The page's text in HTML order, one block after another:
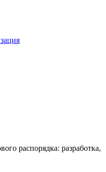
распорядка: разработка,